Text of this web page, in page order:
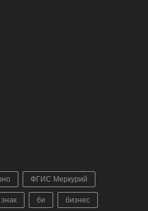
ФГИС Меркурий
би бизнес